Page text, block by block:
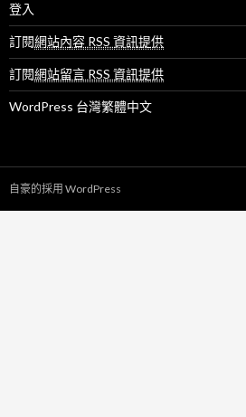
登入
訂閱網站內容 RSS 資訊提供
訂閱網站留言 RSS 資訊提供
WordPress 台灣繁體中文
自豪的採用 WordPress